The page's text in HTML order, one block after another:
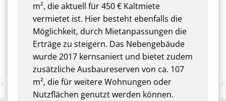
m², die aktuell für 450 € Kaltmiete
vermietet ist. Hier besteht ebenfalls die
Möglichkeit, durch Mietanpassungen die
Erträge zu steigern. Das Nebengebäude
wurde 2017 kernsaniert und bietet zudem
zusätzliche Ausbaureserven von ca. 107
m², die für weitere Wohnungen oder
Nutzflächen genutzt werden können.